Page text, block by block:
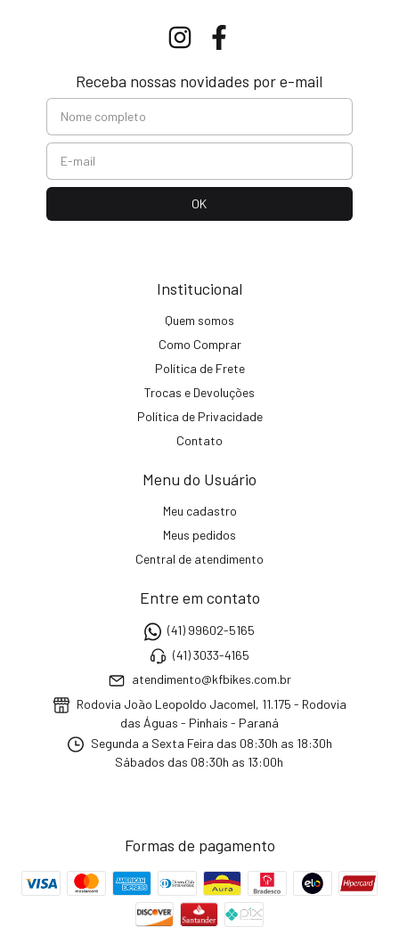
Receba nossas novidades por e-mail
Institucional
Quem somos
Como Comprar
Política de Frete
Trocas e Devoluções
Política de Privacidade
Contato
Menu do Usuário
Meu cadastro
Meus pedidos
Central de atendimento
Entre em contato
(41) 99602-5165
(41) 3033-4165
atendimento@kfbikes.com.br
Rodovia João Leopoldo Jacomel, 11.175 - Rodovia
das Águas - Pinhais - Paraná
Segunda a Sexta Feira das 08:30h as 18:30h
Sábados das 08:30h as 13:00h
Formas de pagamento